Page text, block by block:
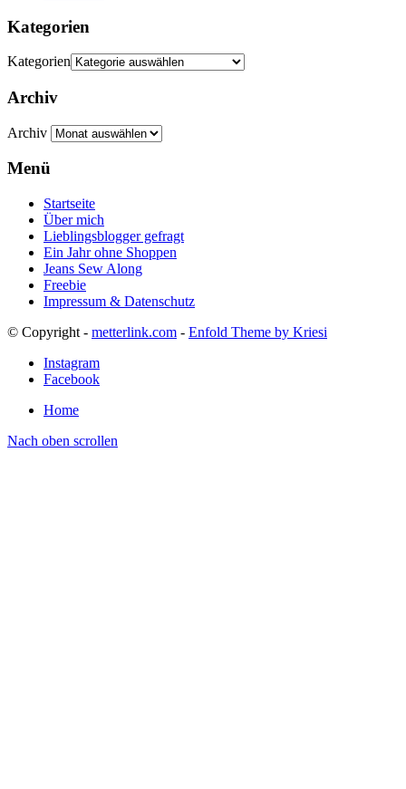
Kategorien
Kategorien
Archiv
Archiv
Menü
Startseite
Über mich
Lieblingsblogger gefragt
Ein Jahr ohne Shoppen
Jeans Sew Along
Freebie
Impressum & Datenschutz
© Copyright - metterlink.com - Enfold Theme by Kriesi
Instagram
Facebook
Home
Nach oben scrollen